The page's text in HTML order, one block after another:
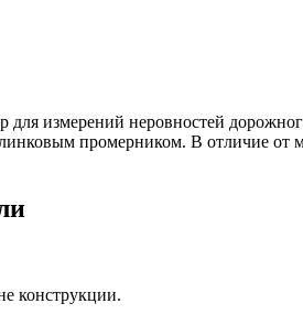
измерений неровностей
промерником. В отличие от
конструкции.